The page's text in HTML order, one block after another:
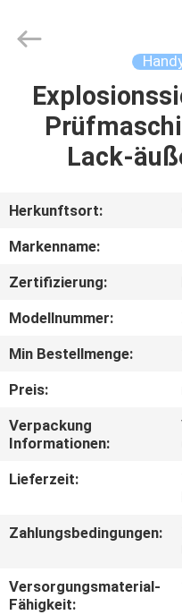
HAUS
PRODUKTE
VIDEOS
UNS
FABRIK-
AUSFLUG
SIE
UNS
Ltd..
Lack-
Herkunftsort:
Markenname:
Zertifizierung:
Modellnummer:
Min Bestellmenge:
Preis:
Verpackung
Informationen:
Lieferzeit:
Zahlungsbedingungen:
Versorgungsmaterial-
Fähigkeit: